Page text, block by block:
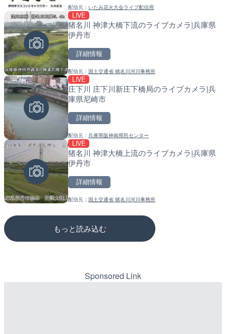
配信元：いたみ花火大会ライブ配信用
LIVE
猪名川 神津大橋下流のライブカメラ|兵庫県
伊丹市
詳細情報
配信元：国土交通省 猪名川河川事務所
LIVE
庄下川 庄下川新庄下橋局のライブカメラ|兵
庫県尼崎市
詳細情報
配信元：兵庫県阪神南県民センター
LIVE
猪名川 神津大橋上流のライブカメラ|兵庫県
伊丹市
詳細情報
配信元：国土交通省 猪名川河川事務所
もっと読み込む
詳細情報
配信元： 国土交通省 富山河川国道事務所
LIVE
詳細情報
配信元：廿日市市役所
LIVE
詳細情報
配信元： 廿日市市役所
LIVE
配信元：
詳細情報
配信元： 国土交通省 北海道開発局
LIVE
詳細情報
配信元：東京都品川区南大井ライブカメ
LIVE停止
詳細情報
配信元： 道の駅さがのせきPPカム
LIVE
詳細情報
配信元：
Sponsored Link